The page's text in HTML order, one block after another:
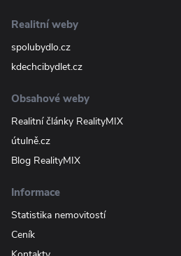
Realitní weby
spolubydlo.cz
kdechcibydlet.cz
Obsahové weby
Realitní články RealityMIX
útulně.cz
Blog RealityMIX
Informace
Statistika nemovitostí
Ceník